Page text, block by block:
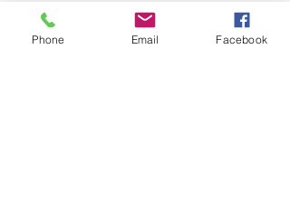
Phone Email Facebook